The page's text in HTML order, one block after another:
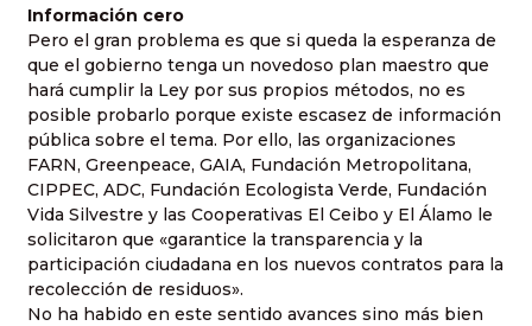
Información cero
Pero el gran problema es que si queda la esperanza de
que el gobierno tenga un novedoso plan maestro que
hará cumplir la Ley por sus propios métodos, no es
posible probarlo porque existe escasez de información
pública sobre el tema. Por ello, las organizaciones
FARN, Greenpeace, GAIA, Fundación Metropolitana,
CIPPEC, ADC, Fundación Ecologista Verde, Fundación
Vida Silvestre y las Cooperativas El Ceibo y El Álamo le
solicitaron que «garantice la transparencia y la
participación ciudadana en los nuevos contratos para la
recolección de residuos».
No ha habido en este sentido avances sino más bien